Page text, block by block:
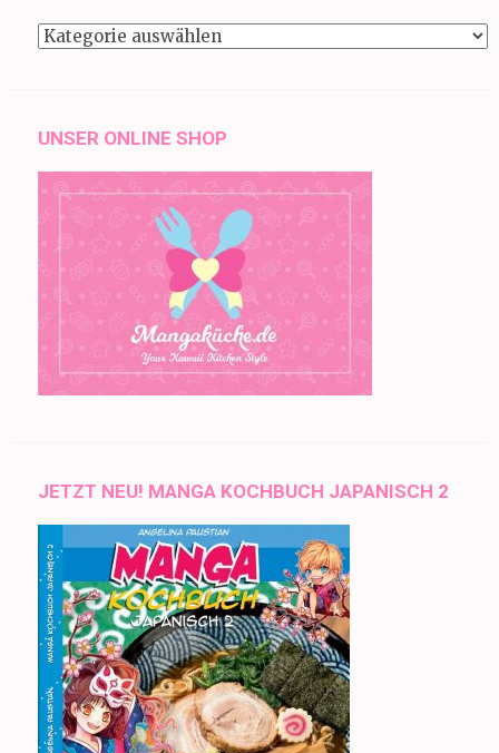
Kategorien
UNSER ONLINE SHOP
JETZT NEU! MANGA KOCHBUCH JAPANISCH 2